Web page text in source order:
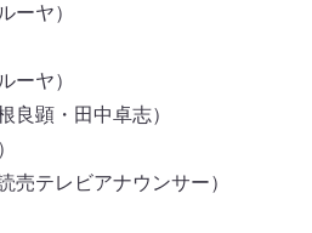
ーヤ）
ーヤ）
顕・田中卓志）
売テレビアナウンサー）